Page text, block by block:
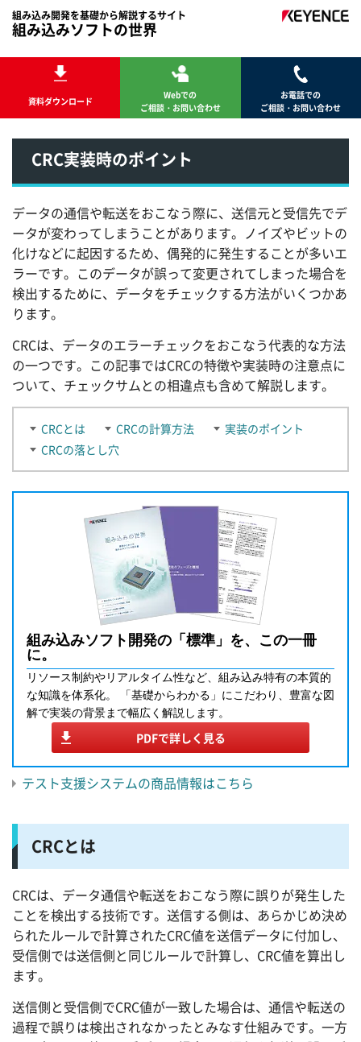
組み込み開発を基礎から解説するサイト
組み込みソフトの世界
資料ダウンロード
Webでの
ご相談・お問い合わせ
お電話での
ご相談・お問い合わせ
CRC実装時のポイント
データの通信や転送をおこなう際に、送信元と受信先でデ
ータが変わってしまうことがあります。ノイズやビットの
化けなどに起因するため、偶発的に発生することが多いエ
ラーです。このデータが誤って変更されてしまった場合を
検出するために、データをチェックする方法がいくつかあ
ります。
CRCは、データのエラーチェックをおこなう代表的な方法
の一つです。この記事ではCRCの特徴や実装時の注意点に
ついて、チェックサムとの相違点も含めて解説します。
CRCとは CRCの計算方法
実装のポイント
CRCの落とし穴
組み込みソフト開発の「標準」を、この一冊
に。
リソース制約やリアルタイム性など、組み込み特有の本質的
な知識を体系化。 「基礎からわかる」にこだわり、豊富な図
解で実装の背景まで幅広く解説します。
PDFで詳しく見る
テスト支援システムの商品情報はこちら
CRCとは
CRCは、データ通信や転送をおこなう際に誤りが発生した
ことを検出する技術です。送信する側は、あらかじめ決め
られたルールで計算されたCRC値を送信データに付加し、
受信側では送信側と同じルールで計算し、CRC値を算出し
ます。
送信側と受信側でCRC値が一致した場合は、通信や転送の
過程で誤りは検出されなかったとみなす仕組みです。一方